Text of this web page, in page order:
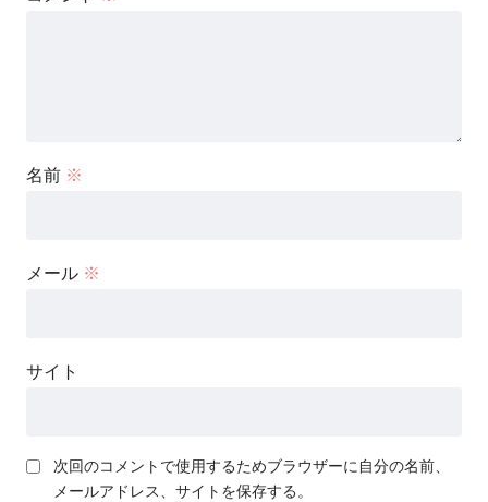
名前 ※
メール ※
サイト
次回のコメントで使用するためブラウザーに自分の名前、
メールアドレス、サイトを保存する。